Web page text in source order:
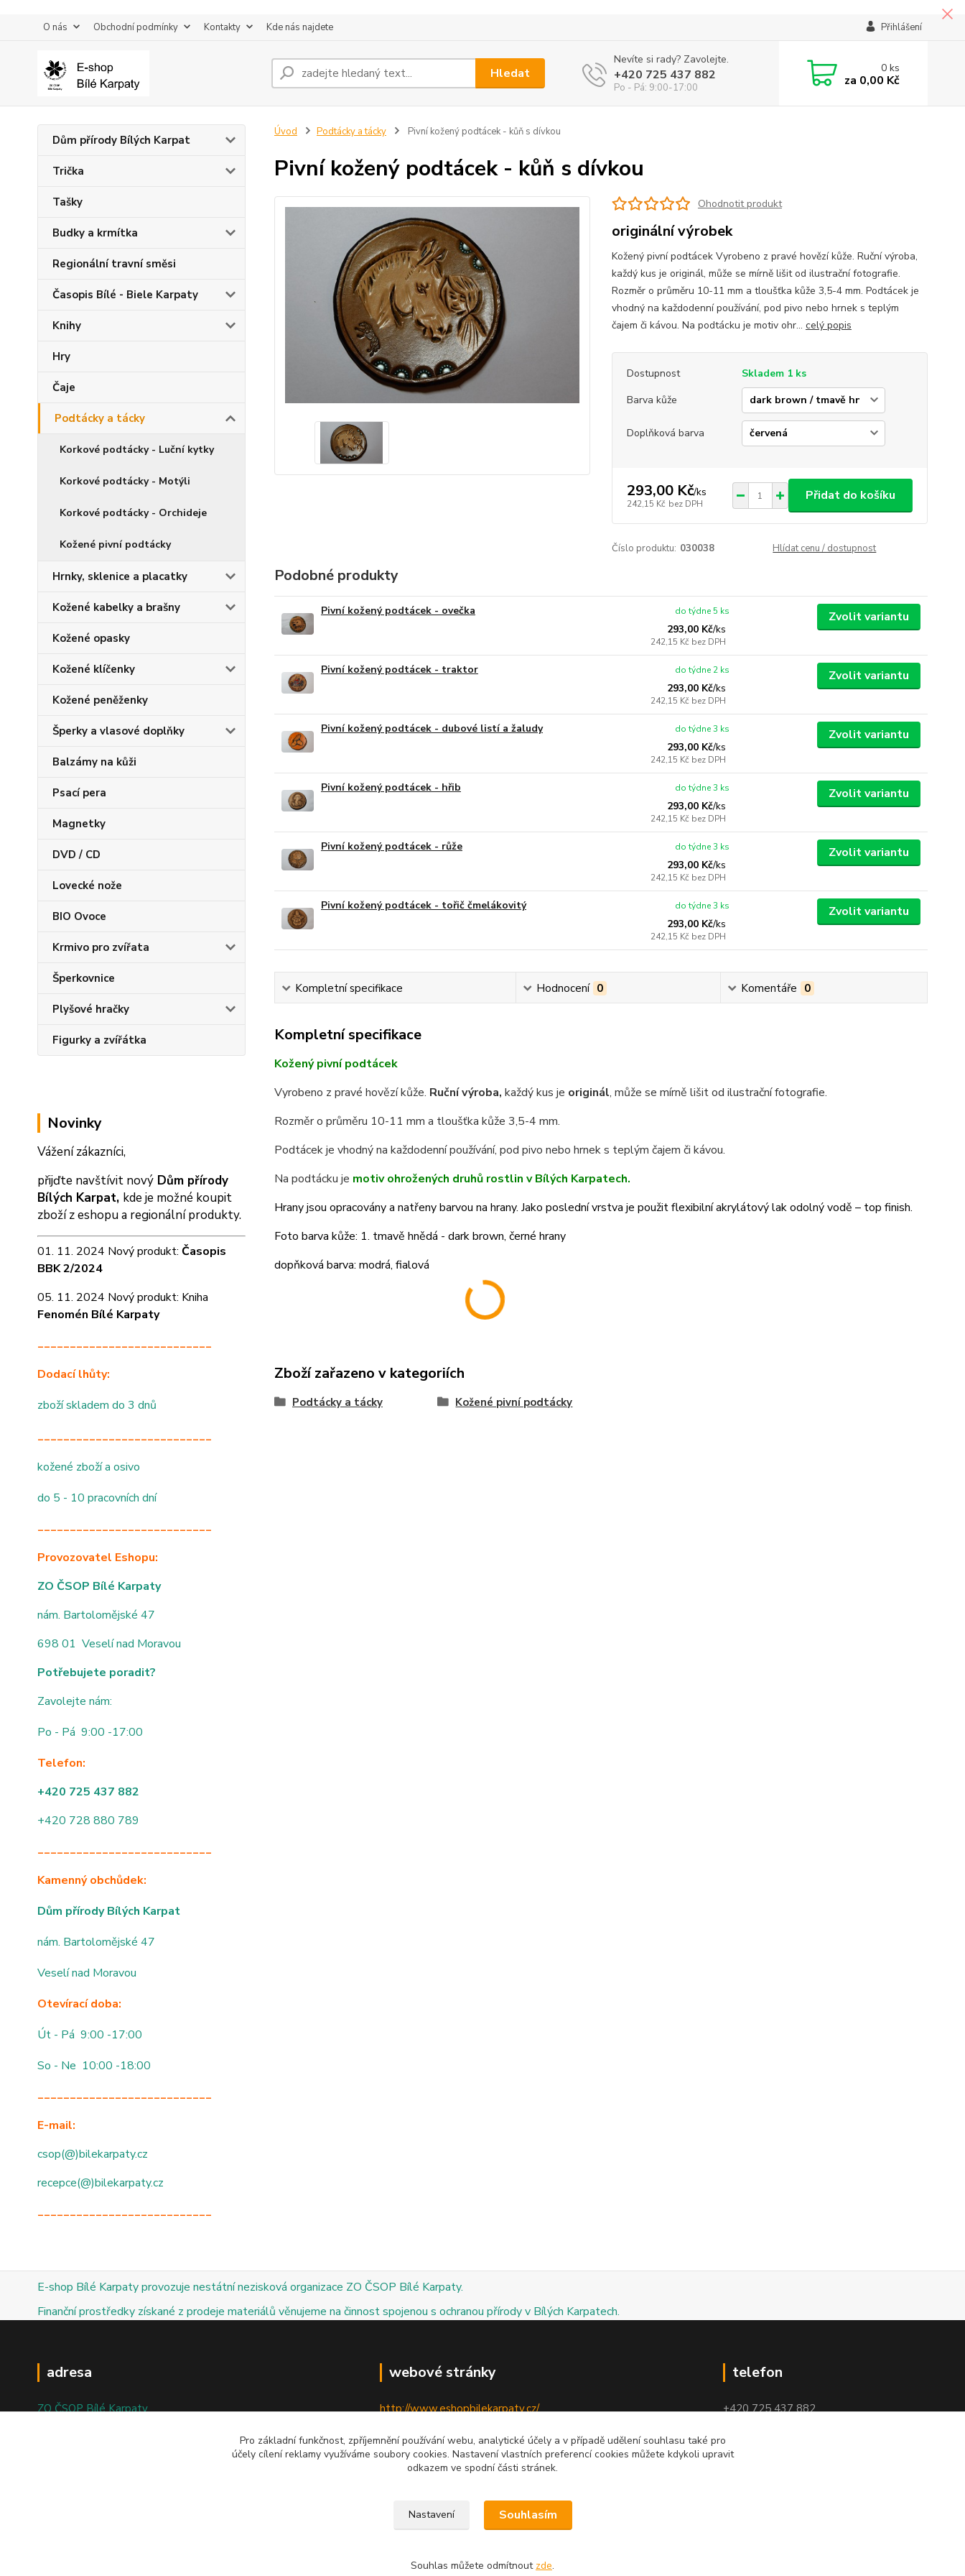
O nás Obchodní podmínky Kontakty Kde nás najdete Přihlášení
Hledat
Nevíte si rady? Zavolejte.
+420 725 437 882
Po - Pá: 9:00-17:00
0ks
za 0,00 Kč
Dům přírody Bílých Karpat
Trička
Tašky
Budky a krmítka
Regionální travní směsi
Časopis Bílé - Biele Karpaty
Knihy
Hry
Čaje
Podtácky a tácky
Korkové podtácky - Luční kytky
Korkové podtácky - Motýli
Korkové podtácky - Orchideje
Kožené pivní podtácky
Hrnky, sklenice a placatky
Kožené kabelky a brašny
Kožené opasky
Kožené klíčenky
Kožené peněženky
Šperky a vlasové doplňky
Balzámy na kůži
Psací pera
Magnetky
DVD / CD
Lovecké nože
BIO Ovoce
Krmivo pro zvířata
Šperkovnice
Plyšové hračky
Figurky a zvířátka
Novinky
Vážení zákazníci,
přijďte navštívit nový Dům přírody
Bílých Karpat, kde je možné koupit
zboží z eshopu a regionální produkty.
01. 11. 2024 Nový produkt: Časopis
BBK 2/2024
05. 11. 2024 Nový produkt: Kniha
Fenomén Bílé Karpaty
___________________________
Dodací lhůty:
zboží skladem do 3 dnů
___________________________
kožené zboží a osivo
do 5 - 10 pracovních dní
___________________________
Provozovatel Eshopu:
ZO ČSOP Bílé Karpaty
nám. Bartolomějské 47
698 01 Veselí nad Moravou
Potřebujete poradit?
Zavolejte nám:
Po - Pá 9:00 -17:00
Telefon:
+420 725 437 882
+420 728 880 789
___________________________
Kamenný obchůdek:
Dům přírody Bílých Karpat
nám. Bartolomějské 47
Veselí nad Moravou
Otevírací doba:
Út - Pá 9:00 -17:00
So - Ne 10:00 -18:00
___________________________
E-mail:
csop(@)bilekarpaty.cz
recepce(@)bilekarpaty.cz
___________________________
Úvod Podtácky a tácky Pivní kožený podtácek - kůň s dívkou
Pivní kožený podtácek - kůň s dívkou
Ohodnotit produkt
originální výrobek
Kožený pivní podtácek Vyrobeno z pravé hovězí kůže. Ruční výroba,
každý kus je originál, může se mírně lišit od ilustrační fotografie.
Rozměr o průměru 10-11 mm a tloušťka kůže 3,5-4 mm. Podtácek je
vhodný na každodenní používání, pod pivo nebo hrnek s teplým
čajem či kávou. Na podtácku je motiv ohr... celý popis
Dostupnost
Skladem 1 ks
Barva kůže
Doplňková barva
293,00 Kč/ks
242,15 Kč bez DPH
Přidat do košíku
Číslo produktu: 030038 Hlídat cenu / dostupnost
Podobné produkty
Pivní kožený podtácek - ovečka
293,00 Kč/ks
242,15 Kč bez DPH
do týdne 5 ks Zvolit variantu
Pivní kožený podtácek - traktor
293,00 Kč/ks
242,15 Kč bez DPH
do týdne 2 ks Zvolit variantu
Pivní kožený podtácek - dubové listí a žaludy
293,00 Kč/ks
242,15 Kč bez DPH
do týdne 3 ks Zvolit variantu
Pivní kožený podtácek - hřib
293,00 Kč/ks
242,15 Kč bez DPH
do týdne 3 ks Zvolit variantu
Pivní kožený podtácek - růže
293,00 Kč/ks
242,15 Kč bez DPH
do týdne 3 ks Zvolit variantu
Pivní kožený podtácek - tořič čmelákovitý
293,00 Kč/ks
242,15 Kč bez DPH
do týdne 3 ks Zvolit variantu
Kompletní specifikace Hodnocení 0 Komentáře 0
Kompletní specifikace
Kožený pivní podtácek
Vyrobeno z pravé hovězí kůže. Ruční výroba, každý kus je originál, může se mírně lišit od ilustrační fotografie.
Rozměr o průměru 10-11 mm a tloušťka kůže 3,5-4 mm.
Podtácek je vhodný na každodenní používání, pod pivo nebo hrnek s teplým čajem či kávou.
Na podtácku je motiv ohrožených druhů rostlin v Bílých Karpatech.
Hrany jsou opracovány a natřeny barvou na hrany. Jako poslední vrstva je použit flexibilní akrylátový lak odolný vodě – top finish.
Foto barva kůže: 1. tmavě hnědá - dark brown, černé hrany
dopňková barva: modrá, fialová
Zboží zařazeno v kategoriích
Podtácky a tácky Kožené pivní podtácky
E-shop Bílé Karpaty provozuje nestátní nezisková organizace ZO ČSOP Bílé Karpaty.
Finanční prostředky získané z prodeje materiálů věnujeme na činnost spojenou s ochranou přírody v Bílých Karpatech.
adresa
ZO ČSOP Bílé Karpaty
webové stránky
http://www.eshopbilekarpaty.cz/
http://csop.bilekarpaty.cz/
http://www.dumprirody.cz/bilekarpaty
telefon
+420 725 437 882
+420 727 880 789
Pro základní funkčnost, zpříjemnění používání webu, analytické účely a v případě udělení souhlasu také pro
účely cílení reklamy využíváme soubory cookies. Nastavení vlastních preferencí cookies můžete kdykoli upravit
odkazem ve spodní části stránek.
Nastavení Souhlasím
Souhlas můžete odmítnout zde.